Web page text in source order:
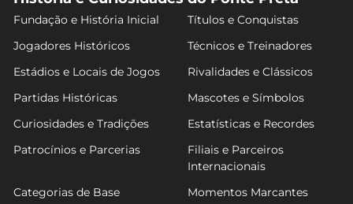
Fundação e História Inicial
Títulos e Conquistas
Jogadores Históricos
Técnicos e Treinadores
Estádios e Locais de Jogos
Rivalidades e Clássicos
Partidas Históricas
Mascotes e Símbolos
Curiosidades e Tradições
Estatísticas e Recordes
Patrocínios e Parcerias
Filiais e Parceiros
Internacionais
Categorias de Base
Momentos Marcantes